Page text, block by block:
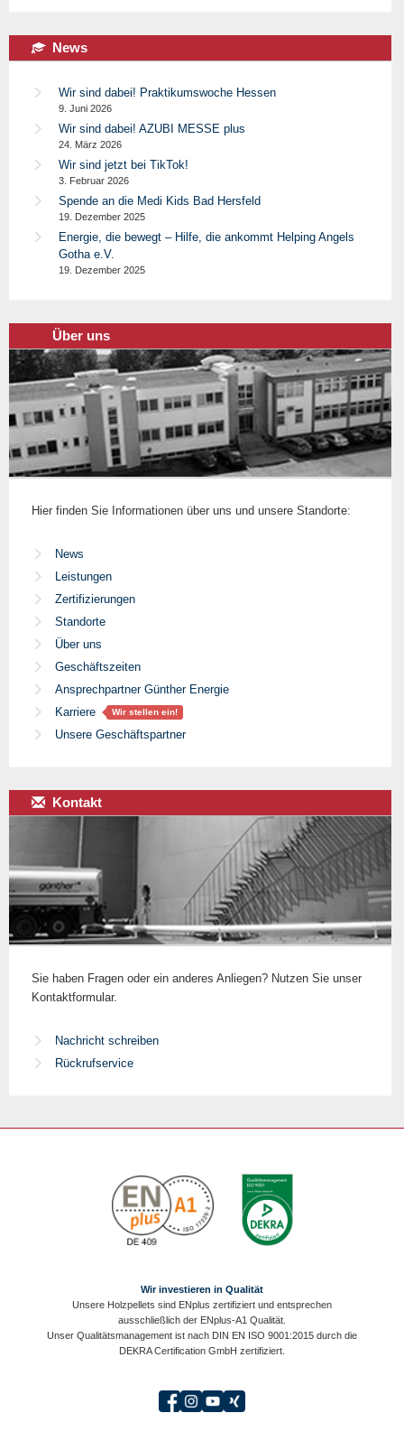
News
Wir sind dabei! Praktikumswoche Hessen
9. Juni 2026
Wir sind dabei! AZUBI MESSE plus
24. März 2026
Wir sind jetzt bei TikTok!
3. Februar 2026
Spende an die Medi Kids Bad Hersfeld
19. Dezember 2025
Energie, die bewegt – Hilfe, die ankommt Helping Angels
Gotha e.V.
19. Dezember 2025
Über uns
Hier finden Sie Informationen über uns und unsere Standorte:
News
Leistungen
Zertifizierungen
Standorte
Über uns
Geschäftszeiten
Ansprechpartner Günther Energie
Karriere
Wir stellen ein!
Unsere Geschäftspartner
Kontakt
Sie haben Fragen oder ein anderes Anliegen? Nutzen Sie unser
Kontaktformular.
Nachricht schreiben
Rückrufservice
Wir investieren in Qualität
Unsere Holzpellets sind ENplus zertifiziert und entsprechen
ausschließlich der ENplus-A1 Qualität.
Unser Qualitätsmanagement ist nach DIN EN ISO 9001:2015 durch die
DEKRA Certification GmbH zertifiziert.